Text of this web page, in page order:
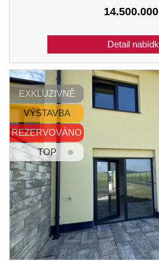
14.500.000
EXKLUZIVNĚ
VÝSTAVBA
REZERVOVÁNO
TOP